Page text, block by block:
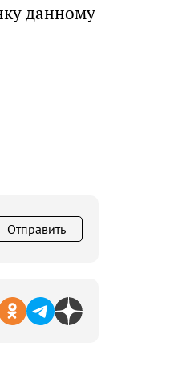
данному
Отправить